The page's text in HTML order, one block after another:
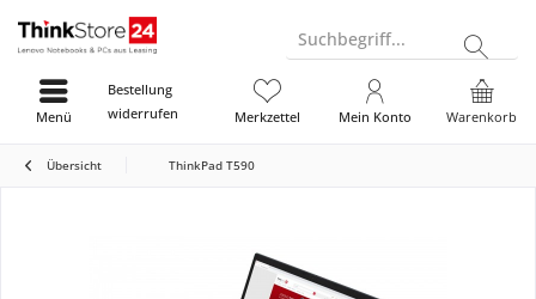
Suchbegriff...
Bestellung
widerrufen
Warenkorb
Merkzettel Mein Konto
Menü
Übersicht ThinkPad T590